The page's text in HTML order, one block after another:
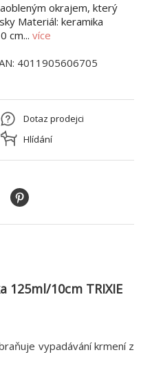
okrajem, který
Materiál: keramika
cm... více
4011905606705
Dotaz prodejci
Hlídání
125ml/10cm TRIXIE
vypadávání krmení z